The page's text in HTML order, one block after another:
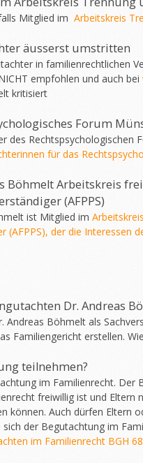
Mitglied im Arbeitskreis
äusserst umstritten
in familienrechtlichen
empfohlen und auch bei
kritisiert
Forum
des Rechtspsychologischen
für das
Böhmelt Arbeitskreis
(AFPPS)
ist Mitglied im
(AFPPS), der die Interessen
Dr. Andreas
Andreas Böhmelt als
Familiengericht erstellen.
teilnehmen?
im Familienrecht. Der
freiwillig ist und Eltern
können. Auch dürfen Eltern
der Begutachtung im
im Familienrecht BGH